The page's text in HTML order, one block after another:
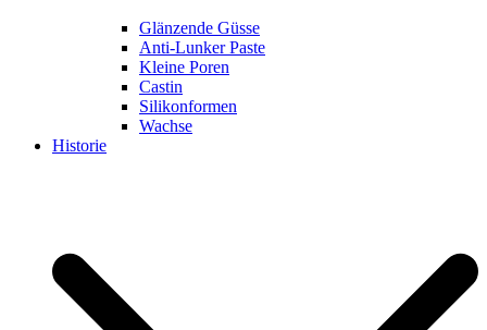
Glänzende Güsse
Anti-Lunker Paste
Kleine Poren
Castin
Silikonformen
Wachse
Historie